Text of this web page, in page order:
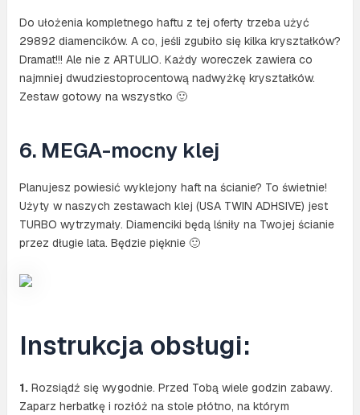
Do ułożenia kompletnego haftu z tej oferty trzeba użyć
29892 diamencików. A co, jeśli zgubiło się kilka kryształków?
Dramat!!! Ale nie z ARTULIO. Każdy woreczek zawiera co
najmniej dwudziestoprocentową nadwyżkę kryształków.
Zestaw gotowy na wszystko 🙂
6. MEGA-mocny klej
Planujesz powiesić wyklejony haft na ścianie? To świetnie!
Użyty w naszych zestawach klej (USA TWIN ADHSIVE) jest
TURBO wytrzymały. Diamenciki będą lśniły na Twojej ścianie
przez długie lata. Będzie pięknie 🙂
Instrukcja obsługi:
1.Rozsiądź się wygodnie. Przed Tobą wiele godzin zabawy.
Zaparz herbatkę i rozłóż na stole płótno, na którym